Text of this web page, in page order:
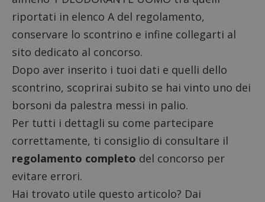
riportati in elenco A del regolamento,
conservare lo scontrino e infine collegarti al
sito dedicato al concorso.
Dopo aver inserito i tuoi dati e quelli dello
scontrino, scoprirai subito se hai vinto uno dei
borsoni da palestra messi in palio.
Per tutti i dettagli su come partecipare
correttamente, ti consiglio di consultare il
regolamento completo del concorso per
evitare errori.
Hai trovato utile questo articolo? Dai